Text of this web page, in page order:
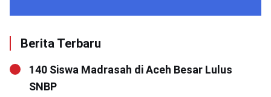
Berita Terbaru
140 Siswa Madrasah di Aceh Besar Lulus
SNBP